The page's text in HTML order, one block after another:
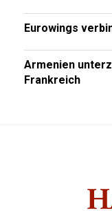
Eurowings
Armenien
Frankreich